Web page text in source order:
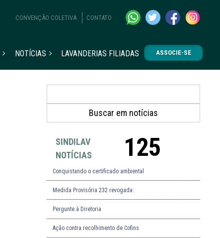
CONVENÇÃO COLETIVA CONTATO
NOTÍCIAS LAVANDERIAS FILIADAS ASSOCIE-SE
SINDILAV
NOTÍCIAS
125
Conquistando o certificado ambiental
Medida Provisória 232 revogada:
Pergunte à Diretoria
Ação contra recolhimento de Cofins